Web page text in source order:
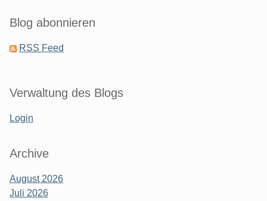
Blog abonnieren
RSS Feed
Verwaltung des Blogs
Login
Archive
August 2026
Juli 2026